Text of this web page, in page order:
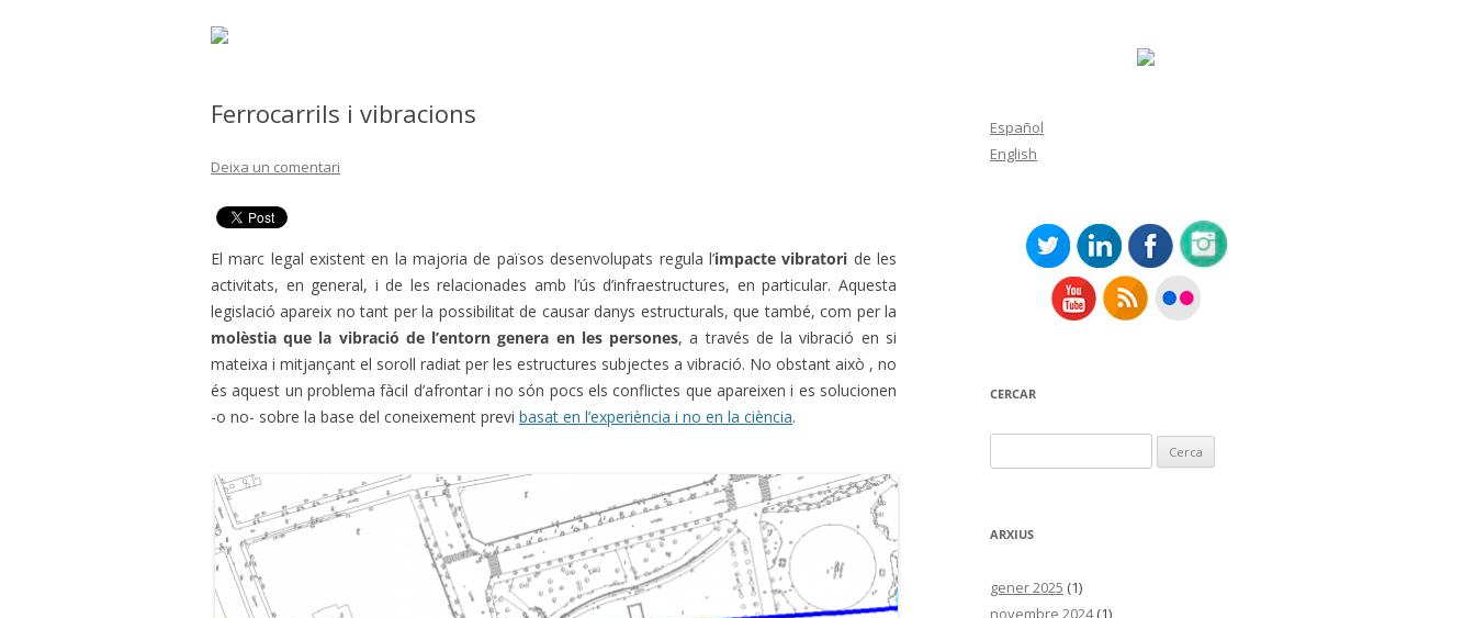
Ferrocarrils i vibracions
Deixa un comentari
El marc legal existent en la majoria de països desenvolupats regula l’impacte vibratori de les
activitats, en general, i de les relacionades amb l’ús d’infraestructures, en particular. Aquesta
legislació apareix no tant per la possibilitat de causar danys estructurals, que també, com per la
molèstia que la vibració de l’entorn genera en les persones, a través de la vibració en si
mateixa i mitjançant el soroll radiat per les estructures subjectes a vibració. No obstant això , no
és aquest un problema fàcil d’afrontar i no són pocs els conflictes que apareixen i es solucionen
-o no- sobre la base del coneixement previ basat en l’experiència i no en la ciència.
Español
English
CERCAR
ARXIUS
gener 2025 (1)
novembre 2024(1)